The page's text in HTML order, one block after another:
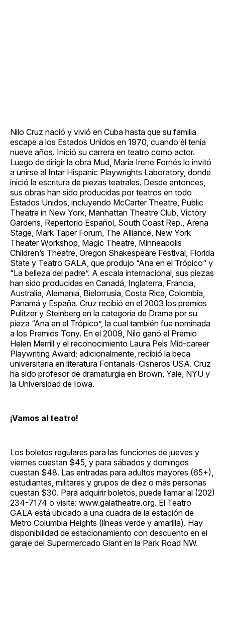
Nilo Cruz nació y vivió en Cuba hasta que su familia
escape a los Estados Unidos en 1970, cuando él tenía
nueve años. Inició su carrera en teatro como actor.
Luego de dirigir la obra Mud, María Irene Fornés lo invitó
a unirse al Intar Hispanic Playwrights Laboratory, donde
inició la escritura de piezas teatrales. Desde entonces,
sus obras han sido producidas por teatros en todo
Estados Unidos, incluyendo McCarter Theatre, Public
Theatre in New York, Manhattan Theatre Club, Victory
Gardens, Repertorio Español, South Coast Rep., Arena
Stage, Mark Taper Forum, The Alliance, New York
Theater Workshop, Magic Theatre, Minneapolis
Children’s Theatre, Oregon Shakespeare Festival, Florida
State y Teatro GALA, que produjo “Ana en el Trópico” y
“La belleza del padre”. A escala internacional, sus piezas
han sido producidas en Canadá, Inglaterra, Francia,
Australia, Alemania, Bielorrusia, Costa Rica, Colombia,
Panamá y España. Cruz recibió en el 2003 los premios
Pulitzer y Steinberg en la categoría de Drama por su
pieza “Ana en el Trópico”, la cual también fue nominada
a los Premios Tony. En el 2009, Nilo ganó el Premio
Helen Merrill y el reconocimiento Laura Pels Mid-career
Playwriting Award; adicionalmente, recibió la beca
universitaria en literatura Fontanals-Cisneros USA. Cruz
ha sido profesor de dramaturgia en Brown, Yale, NYU y
la Universidad de Iowa.
¡Vamos al teatro!
Los boletos regulares para las funciones de jueves y
viernes cuestan $45, y para sábados y domingos
cuestan $48. Las entradas para adultos mayores (65+),
estudiantes, militares y grupos de diez o más personas
cuestan $30. Para adquirir boletos, puede llamar al (202)
234-7174 o visite: www.galatheatre.org. El Teatro
GALA está ubicado a una cuadra de la estación de
Metro Columbia Heights (líneas verde y amarilla). Hay
disponibilidad de estacionamiento con descuento en el
garaje del Supermercado Giant en la Park Road NW.